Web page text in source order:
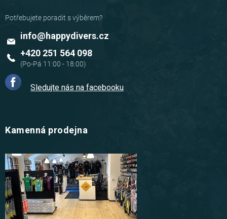
info@happydivers.cz
+420 251 564 098
Sledujte nás na facebooku
Kamenná prodejna